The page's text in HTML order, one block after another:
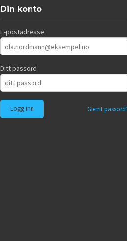
Din konto
E-postadresse
Ditt passord
Glemt